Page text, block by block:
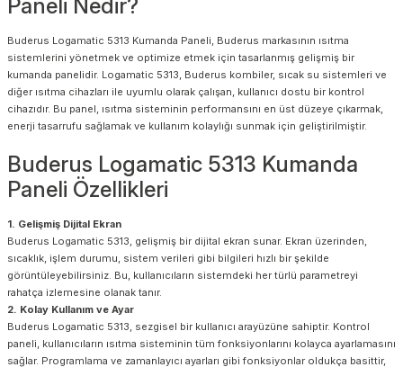
Paneli Nedir?
Buderus Logamatic 5313 Kumanda Paneli, Buderus markasının ısıtma
sistemlerini yönetmek ve optimize etmek için tasarlanmış gelişmiş bir
kumanda panelidir. Logamatic 5313, Buderus kombiler, sıcak su sistemleri ve
diğer ısıtma cihazları ile uyumlu olarak çalışan, kullanıcı dostu bir kontrol
cihazıdır. Bu panel, ısıtma sisteminin performansını en üst düzeye çıkarmak,
enerji tasarrufu sağlamak ve kullanım kolaylığı sunmak için geliştirilmiştir.
Buderus Logamatic 5313 Kumanda
Paneli Özellikleri
1. Gelişmiş Dijital Ekran
Buderus Logamatic 5313, gelişmiş bir dijital ekran sunar. Ekran üzerinden,
sıcaklık, işlem durumu, sistem verileri gibi bilgileri hızlı bir şekilde
görüntüleyebilirsiniz. Bu, kullanıcıların sistemdeki her türlü parametreyi
rahatça izlemesine olanak tanır.
2. Kolay Kullanım ve Ayar
Buderus Logamatic 5313, sezgisel bir kullanıcı arayüzüne sahiptir. Kontrol
paneli, kullanıcıların ısıtma sisteminin tüm fonksiyonlarını kolayca ayarlamasını
sağlar. Programlama ve zamanlayıcı ayarları gibi fonksiyonlar oldukça basittir,